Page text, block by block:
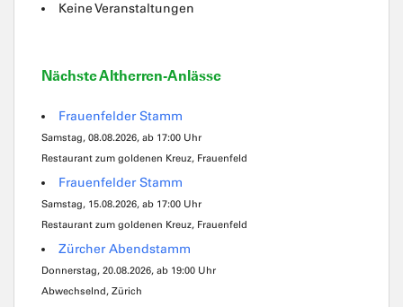
Keine Veranstaltungen
Nächste Altherren-Anlässe
Frauenfelder Stamm
Samstag, 08.08.2026, ab 17:00 Uhr
Restaurant zum goldenen Kreuz, Frauenfeld
Frauenfelder Stamm
Samstag, 15.08.2026, ab 17:00 Uhr
Restaurant zum goldenen Kreuz, Frauenfeld
Zürcher Abendstamm
Donnerstag, 20.08.2026, ab 19:00 Uhr
Abwechselnd, Zürich